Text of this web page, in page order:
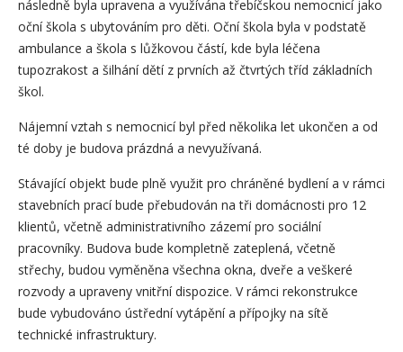
následně byla upravena a využívána třebíčskou nemocnicí jako
oční škola s ubytováním pro děti. Oční škola byla v podstatě
ambulance a škola s lůžkovou částí, kde byla léčena
tupozrakost a šilhání dětí z prvních až čtvrtých tříd základních
škol.
Nájemní vztah s nemocnicí byl před několika let ukončen a od
té doby je budova prázdná a nevyužívaná.
Stávající objekt bude plně využit pro chráněné bydlení a v rámci
stavebních prací bude přebudován na tři domácnosti pro 12
klientů, včetně administrativního zázemí pro sociální
pracovníky. Budova bude kompletně zateplená, včetně
střechy, budou vyměněna všechna okna, dveře a veškeré
rozvody a upraveny vnitřní dispozice. V rámci rekonstrukce
bude vybudováno ústřední vytápění a přípojky na sítě
technické infrastruktury.